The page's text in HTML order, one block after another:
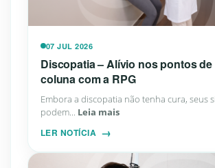
07 JUL 2026
Discopatia – Alívio nos pontos
coluna com a RPG
Embora a discopatia não tenha cura, seus
podem... Leia mais
LER NOTÍCIA